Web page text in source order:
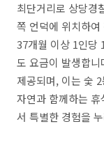
최단거리로 상당경
쪽 언덕에 위치하
37개월 이상 1인당
도 요금이 발생합
제공되며, 이는 숯
자연과 함께하는
서 특별한 경험을